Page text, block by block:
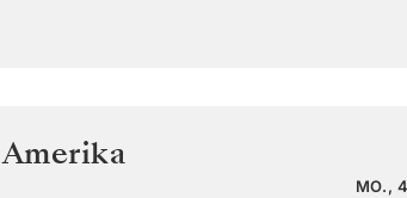
MO.,